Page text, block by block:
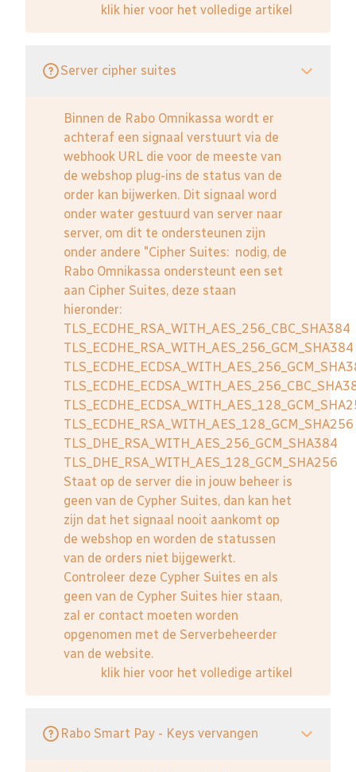
klik hier voor het volledige artikel
Server cipher suites
Binnen de Rabo Omnikassa wordt er
achteraf een signaal verstuurt via de
webhook URL die voor de meeste van
de webshop plug-ins de status van de
order kan bijwerken. Dit signaal word
onder water gestuurd van server naar
server, om dit te ondersteunen zijn
onder andere "Cipher Suites: nodig, de
Rabo Omnikassa ondersteunt een set
aan Cipher Suites, deze staan
hieronder:
TLS_ECDHE_RSA_WITH_AES_256_CBC_SHA384
TLS_ECDHE_RSA_WITH_AES_256_GCM_SHA384
TLS_ECDHE_RSA_WITH_AES_128_GCM_SHA256
TLS_DHE_RSA_WITH_AES_256_GCM_SHA384
TLS_DHE_RSA_WITH_AES_128_GCM_SHA256
Staat op de server die in jouw beheer is
geen van de Cypher Suites, dan kan het
zijn dat het signaal nooit aankomt op
de webshop en worden de statussen
van de orders niet bijgewerkt.
Controleer deze Cypher Suites en als
geen van de Cypher Suites hier staan,
zal er contact moeten worden
opgenomen met de Serverbeheerder
van de website.
klik hier voor het volledige artikel
Rabo Smart Pay - Keys vervangen